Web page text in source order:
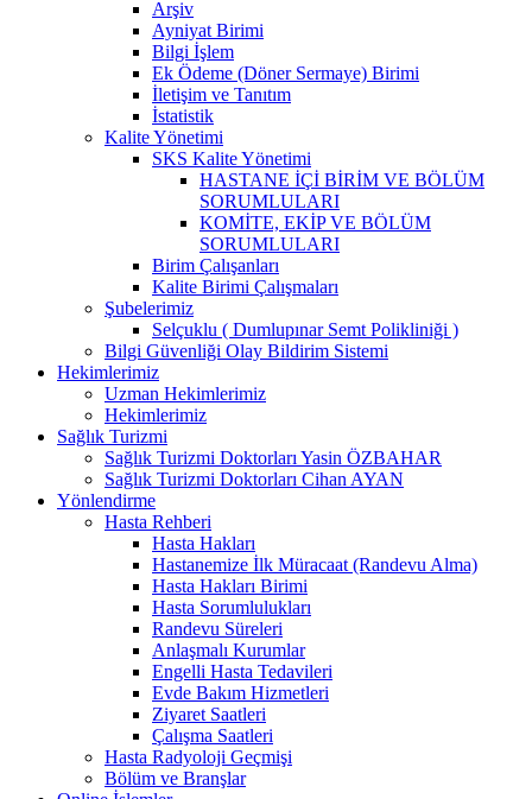
Arşiv
Ayniyat Birimi
Bilgi İşlem
Ek Ödeme (Döner Sermaye) Birimi
İletişim ve Tanıtım
İstatistik
Kalite Yönetimi
SKS Kalite Yönetimi
HASTANE İÇİ BİRİM VE BÖLÜM
SORUMLULARI
KOMİTE, EKİP VE BÖLÜM
SORUMLULARI
Birim Çalışanları
Kalite Birimi Çalışmaları
Şubelerimiz
Selçuklu ( Dumlupınar Semt Polikliniği )
Bilgi Güvenliği Olay Bildirim Sistemi
Hekimlerimiz
Uzman Hekimlerimiz
Hekimlerimiz
Sağlık Turizmi
Sağlık Turizmi Doktorları Yasin ÖZBAHAR
Sağlık Turizmi Doktorları Cihan AYAN
Yönlendirme
Hasta Rehberi
Hasta Hakları
Hastanemize İlk Müracaat (Randevu Alma)
Hasta Hakları Birimi
Hasta Sorumlulukları
Randevu Süreleri
Anlaşmalı Kurumlar
Engelli Hasta Tedavileri
Evde Bakım Hizmetleri
Ziyaret Saatleri
Çalışma Saatleri
Hasta Radyoloji Geçmişi
Bölüm ve Branşlar